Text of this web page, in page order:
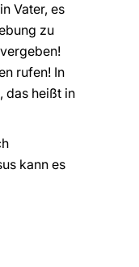
Vater, es
zu
rufen! In
das heißt in
kann es